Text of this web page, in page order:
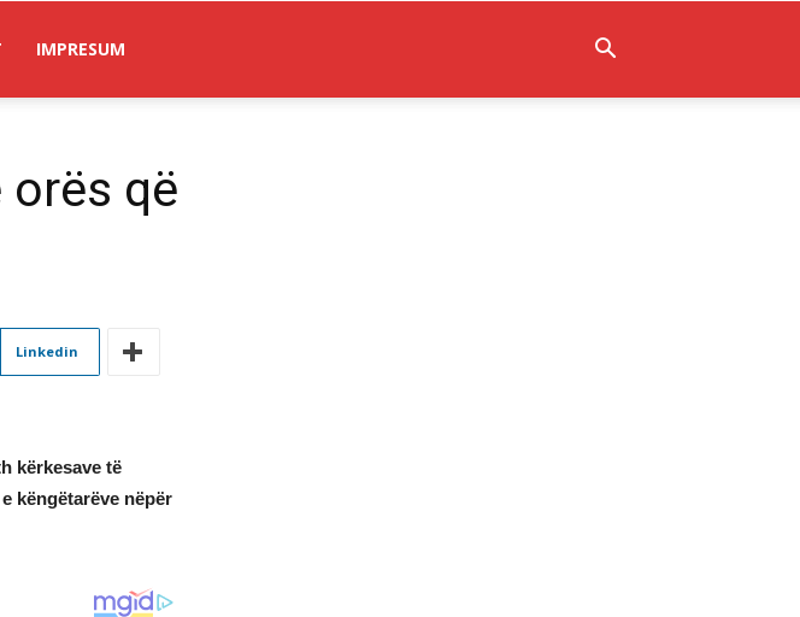
IMPRESUM
që
Linkedin
kërkesave të
këngëtarëve nëpër